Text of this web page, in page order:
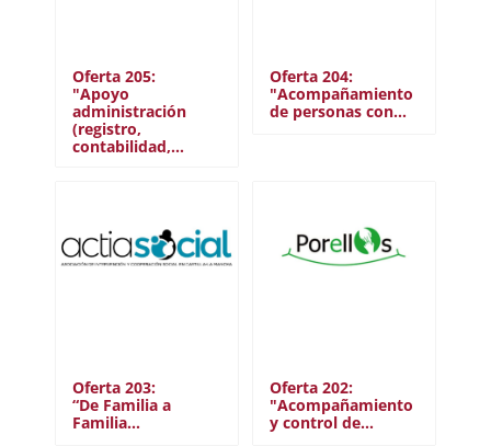
Oferta 205:
"Apoyo
administración
(registro,
contabilidad,…
Oferta 204:
"Acompañamiento
de personas con…
Oferta 203:
“De Familia a
Familia…
Oferta 202:
"Acompañamiento
y control de…